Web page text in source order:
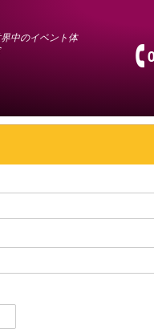
中のイベント体